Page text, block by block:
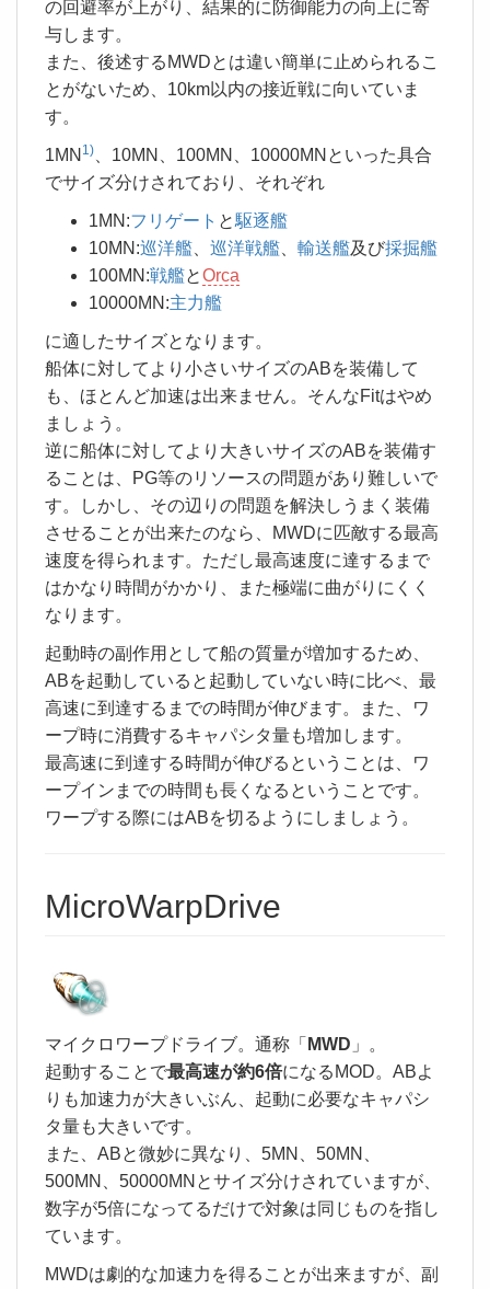
の回避率が上がり、結果的に防御能力の向上に寄
与します。
また、後述するMWDとは違い簡単に止められるこ
とがないため、10km以内の接近戦に向いていま
す。
1MN 1)
、10MN、100MN、10000MNといった具合
でサイズ分けされており、それぞれ
1MN:フリゲート と駆逐艦
10MN:巡洋艦 巡洋戦艦 輸送艦及び採掘艦
100MN:戦艦とOrca
10000MN:主力艦
に適したサイズとなります。
船体に対してより小さいサイズのABを装備して
も、ほとんど加速は出来ません。そんなFitはやめ
ましょう。
逆に船体に対してより大きいサイズのABを装備す
ることは、PG等のリソースの問題があり難しいで
す。しかし、その辺りの問題を解決しうまく装備
させることが出来たのなら、MWDに匹敵する最高
速度を得られます。ただし最高速度に達するまで
はかなり時間がかかり、また極端に曲がりにくく
なります。
起動時の副作用として船の質量が増加するため、
ABを起動していると起動していない時に比べ、最
高速に到達するまでの時間が伸びます。また、ワ
ープ時に消費するキャパシタ量も増加します。
最高速に到達する時間が伸びるということは、ワ
ープインまでの時間も長くなるということです。
ワープする際にはABを切るようにしましょう。
MicroWarpDrive
マイクロワープドライブ。通称「 MWD 」。
起動することで最高速が約6倍になるMOD。ABよ
りも加速力が大きいぶん、起動に必要なキャパシ
タ量も大きいです。
また、ABと微妙に異なり、5MN、50MN、
500MN、50000MNとサイズ分けされていますが、
数字が5倍になってるだけで対象は同じものを指し
ています。
MWDは劇的な加速力を得ることが出来ますが、副